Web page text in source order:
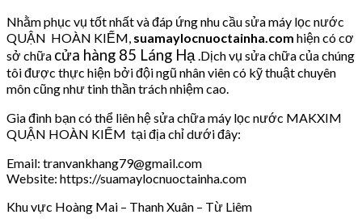
Nhằm phục vụ tốt nhất và đáp ứng nhu cầu sửa máy lọc nước
QUẬN HOÀN KIẾM, suamaylocnuoctainha.com hiện có cơ
sở chữa cửa hàng 85 Láng Hạ .Dịch vụ sửa chữa của chúng
tôi được thực hiện bởi đội ngũ nhân viên có kỹ thuật chuyên
môn cũng như tinh thần trách nhiệm cao.
Gia đình bạn có thể liên hệ sửa chữa máy lọc nước MAKXIM
QUẬN HOÀN KIẾM tại địa chỉ dưới đây:
Email: tranvankhang79@gmail.com
Website: https://suamaylocnuoctainha.com
Khu vực Hoàng Mai – Thanh Xuân – Từ Liêm